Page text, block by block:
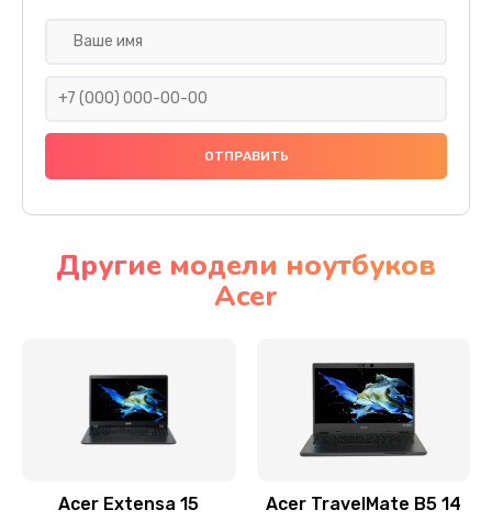
Ремонт подсветки
Настройка BIOS
Замена видеочипа
Заказать
Другие модели ноутбуков
Acer
Acer Extensa 15 Acer TravelMate B5 14